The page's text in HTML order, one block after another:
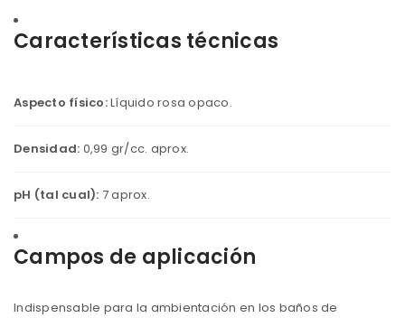
Características técnicas
Aspecto físico:Líquido rosa opaco.
Densidad: 0,99 gr/cc. aprox.
pH (tal cual): 7 aprox.
Campos de aplicación
Indispensable para la ambientación en los baños de